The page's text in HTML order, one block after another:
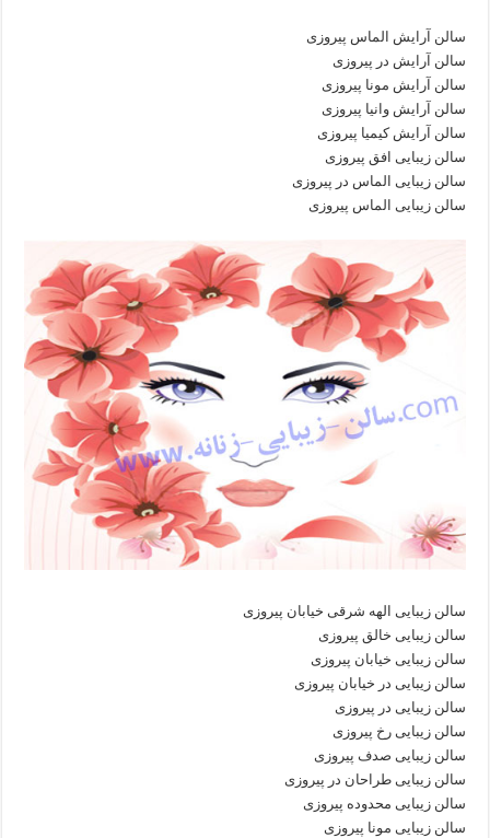
سالن آرایش الماس پیروزی
سالن آرایش در پیروزی
سالن آرایش مونا پیروزی
سالن آرایش وانیا پیروزی
سالن آرایش کیمیا پیروزی
سالن زیبایی افق پیروزی
سالن زیبایی الماس در پیروزی
سالن زیبایی الماس پیروزی
سالن زیبایی الهه شرقی خیابان پیروزی
سالن زیبایی خالق پیروزی
سالن زیبایی خیابان پیروزی
سالن زیبایی در خیابان پیروزی
سالن زیبایی در پیروزی
سالن زیبایی رخ پیروزی
سالن زیبایی صدف پیروزی
سالن زیبایی طراحان در پیروزی
سالن زیبایی محدوده پیروزی
سالن زیبایی مونا پیروزی